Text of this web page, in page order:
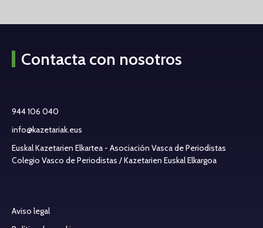
Contacta con nosotros
944 106 040
info@kazetariak.eus
Euskal Kazetarien Elkartea - Asociación Vasca de Periodistas
Colegio Vasco de Periodistas / Kazetarien Euskal Elkargoa
Aviso legal